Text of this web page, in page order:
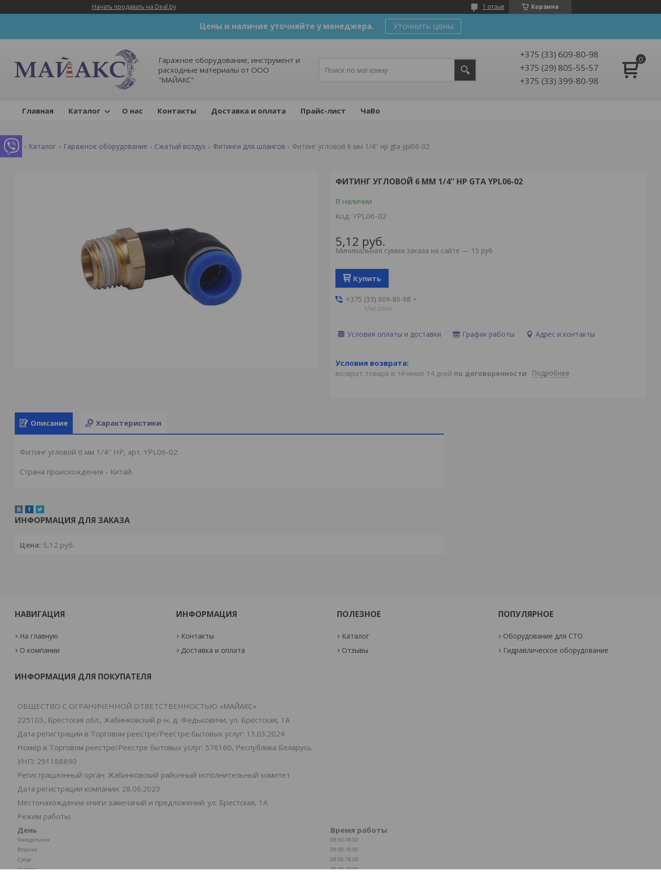
Начать продавать на Deal.by Корзина
1 отзыв
Цены и наличие уточняйте у менеджера. Уточнить цены
Гаражное оборудование, инструмент и
расходные материалы от ООО
"МАЙАКС"
+375 (33) 609-80-98
+375 (29) 805-55-57
+375 (33) 399-80-98
Главная Каталог О нас Контакты Доставка и оплата Прайс-лист ЧаВо
Каталог Гаражное оборудование Сжатый воздух Фитинги для шлангов Фитинг угловой 6 мм 1/4'' нр gta ypl06-02
ФИТИНГ УГЛОВОЙ 6 ММ 1/4'' НР GTA YPL06-02
В наличии
Код: YPL06-02
5,12 руб.
Минимальная сумма заказа на сайте — 15 руб
Купить
+375 (33) 609-80-98
Магазин
Условия оплаты и доставки График работы Адрес и контакты
возврат товара в течение 14 дней по договоренности Подробнее
Описание Характеристики
Фитинг угловой 6 мм 1/4'' НР, арт. YPL06-02.
Страна происхождения - Китай.
ИНФОРМАЦИЯ ДЛЯ ЗАКАЗА
Цена: 5,12 руб.
НАВИГАЦИЯ
На главную
О компании
ИНФОРМАЦИЯ
Контакты
Доставка и оплата
ПОЛЕЗНОЕ
Каталог
Отзывы
ПОПУЛЯРНОЕ
Оборудование для СТО
Гидравлическое оборудование
ИНФОРМАЦИЯ ДЛЯ ПОКУПАТЕЛЯ
ОБЩЕСТВО С ОГРАНИЧЕННОЙ ОТВЕТСТВЕННОСТЬЮ «МАЙАКС»
225103, Брестская обл., Жабинковский р-н, д. Федьковичи, ул. Брестская, 1А
Дата регистрации в Торговом реестре/Реестре бытовых услуг: 13.03.2024
Номер в Торговом реестре/Реестре бытовых услуг: 576160, Республика Беларусь
УНП: 291188890
Регистрационный орган: Жабинковский районный исполнительный комитет
Дата регистрации компании: 28.06.2023
Местонахождение книги замечаний и предложений: ул. Брестская, 1А
Режим работы:
День
Время работы
Понедельник
09:00-18:00
Вторник
09:00-18:00
Среда
09:00-18:00
Четверг
09:00-18:00